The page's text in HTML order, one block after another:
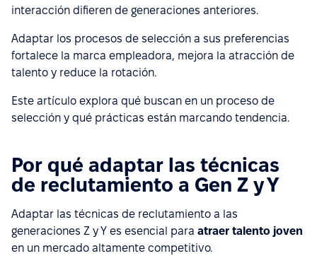
interacción difieren de generaciones anteriores.
Adaptar los procesos de selección a sus preferencias
fortalece la marca empleadora, mejora la atracción de
talento y reduce la rotación.
Este artículo explora qué buscan en un proceso de
selección y qué prácticas están marcando tendencia.
Por qué adaptar las técnicas
de reclutamiento a Gen Z y Y
Adaptar las técnicas de reclutamiento a las
generaciones Z y Y es esencial para atraer talento joven
en un mercado altamente competitivo.